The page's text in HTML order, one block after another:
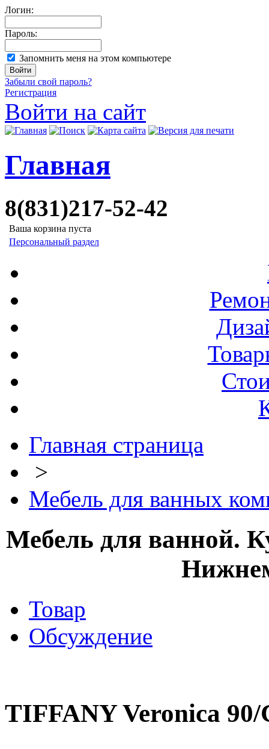
Логин:
Пароль:
Запомнить меня на этом компьютере
Забыли свой пароль?
Регистрация
Войти на сайт
Главная
8(831)217-52-42
Ваша корзина пуста
Персональный раздел
Главная страница
>
Мебель для ванных
Мебель для ванной.
Товар
Обсуждение
TIFFANY Veronica